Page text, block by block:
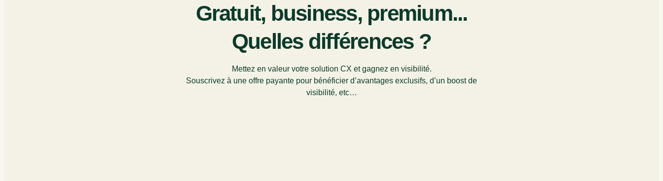
Gratuit, business, premium...
Quelles différences ?
Mettez en valeur votre solution CX et gagnez en visibilité.
Souscrivez à une offre payante pour bénéficier d’avantages exclusifs, d’un boost de
visibilité, etc…